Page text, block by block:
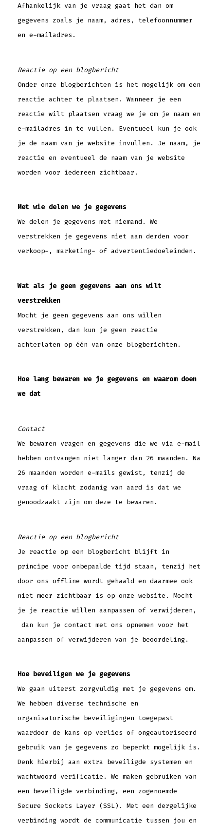
Afhankelijk van je vraag gaat het dan om
gegevens zoals je naam, adres, telefoonnummer
en e-mailadres.
Reactie op een blogbericht
Onder onze blogberichten is het mogelijk om een
reactie achter te plaatsen. Wanneer je een
reactie wilt plaatsen vraag we je om je naam en
e-mailadres in te vullen. Eventueel kun je ook
je de naam van je website invullen. Je naam, je
reactie en eventueel de naam van je website
worden voor iedereen zichtbaar.
Met wie delen we je gegevens
We delen je gegevens met niemand. We
verstrekken je gegevens niet aan derden voor
verkoop-, marketing- of advertentiedoeleinden.
Wat als je geen gegevens aan ons wilt
verstrekken
Mocht je geen gegevens aan ons willen
verstrekken, dan kun je geen reactie
achterlaten op één van onze blogberichten.
Hoe lang bewaren we je gegevens en waarom doen
we dat
Contact
We bewaren vragen en gegevens die we via e-mail
hebben ontvangen niet langer dan 26 maanden. Na
26 maanden worden e-mails gewist, tenzij de
vraag of klacht zodanig van aard is dat we
genoodzaakt zijn om deze te bewaren.
Reactie op een blogbericht
Je reactie op een blogbericht blijft in
principe voor onbepaalde tijd staan, tenzij het
door ons offline wordt gehaald en daarmee ook
niet meer zichtbaar is op onze website. Mocht
je je reactie willen aanpassen of verwijderen,
dan kun je contact met ons opnemen voor het
aanpassen of verwijderen van je beoordeling.
Hoe beveiligen we je gegevens
We gaan uiterst zorgvuldig met je gegevens om.
We hebben diverse technische en
organisatorische beveiligingen toegepast
waardoor de kans op verlies of ongeautoriseerd
gebruik van je gegevens zo beperkt mogelijk is.
Denk hierbij aan extra beveiligde systemen en
wachtwoord verificatie. We maken gebruiken van
een beveiligde verbinding, een zogenoemde
Secure Sockets Layer (SSL). Met een dergelijke
verbinding wordt de communicatie tussen jou en